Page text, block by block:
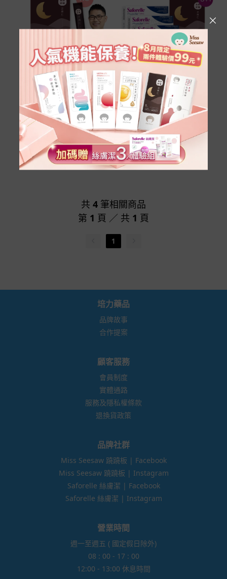
立即選購
夜舒好眠芝麻E (30
入/盒)X3盒
NT$ 3600
NT$2640
立即選購
芝麻開門許願組 |
薈舒芙®私密益生菌
X3盒
NT$ 5700
NT$4200
共 4筆相關商品
第 1 頁 ／ 共 1 頁
1
培力藥品
品牌故事
合作提案
顧客服務
會員制度
實體通路
服務及隱私權條款
退換貨政策
品牌社群
Miss Seesaw 蹺蹺板 | Facebook
Miss Seesaw 蹺蹺板 | Instagram
Saforelle 絲膚潔 | Facebook
Saforelle 絲膚潔 | Instagram
營業時間
週一至週五 ( 國定假日除外)
08 : 00 - 17 : 00
12:00 - 13:00 休息時間